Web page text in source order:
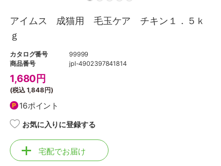
アイムス 成猫用 毛玉ケア チキン１．５ｋ
ｇ
カタログ番号
99999
商品番号
jpl-4902397841814
1,680 円
(税込1,848円)
16ポイント
お気に入りに登録する
宅配でお届け